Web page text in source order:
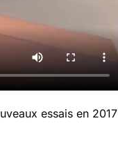
essais en 2017